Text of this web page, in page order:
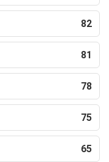
82
81
78
75
65